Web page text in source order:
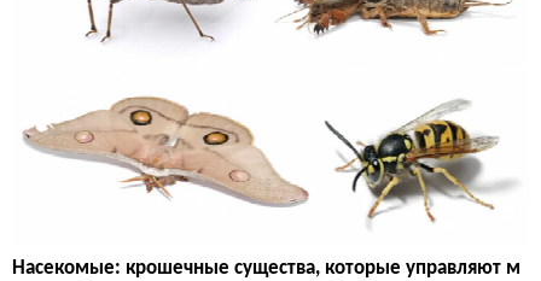
Насекомые: крошечные существа, которые управляют м